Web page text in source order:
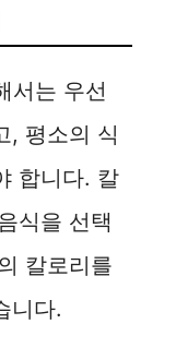
서는 우선
, 평소의 식
합니다. 칼
식을 선택
칼로리를
니다.